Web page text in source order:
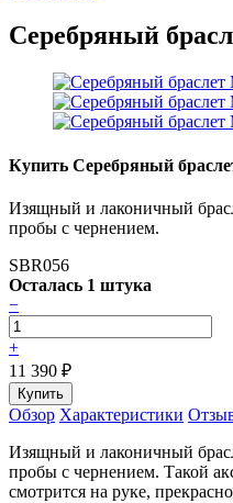
Серебряный
Купить Серебряный
Изящный и лаконичный
пробы с чернением.
SBR056
Осталась 1 штука
−
+
11 390 ₽
Обзор Характеристики
Изящный и лаконичный
пробы с чернением. Такой
смотрится на руке,